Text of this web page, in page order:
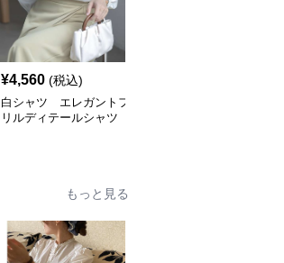
¥4,560 (税込)
白シャツ エレガントフ
リルディテールシャツ
もっと見る